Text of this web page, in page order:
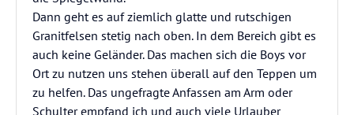
Dann geht es auf ziemlich glatte und rutschigen
Granitfelsen stetig nach oben. In dem Bereich gibt es
auch keine Geländer. Das machen sich die Boys vor
Ort zu nutzen uns stehen überall auf den Teppen um
zu helfen. Das ungefragte Anfassen am Arm oder
Schulter empfand ich und auch viele Urlauber